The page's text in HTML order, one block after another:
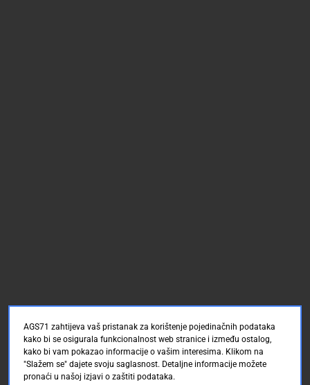
AGS71 zahtijeva vaš pristanak za korištenje pojedinačnih podataka
kako bi se osigurala funkcionalnost web stranice i između ostalog,
kako bi vam pokazao informacije o vašim interesima. Klikom na
"Slažem se" dajete svoju saglasnost. Detaljne informacije možete
pronaći u našoj izjavi o zaštiti podataka.